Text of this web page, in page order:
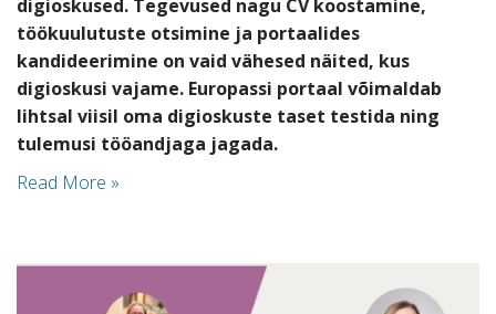
digioskused. Tegevused nagu CV koostamine,
töökuulutuste otsimine ja portaalides
kandideerimine on vaid vähesed näited, kus
digioskusi vajame. Europassi portaal võimaldab
lihtsal viisil oma digioskuste taset testida ning
tulemusi tööandjaga jagada.
Read More »